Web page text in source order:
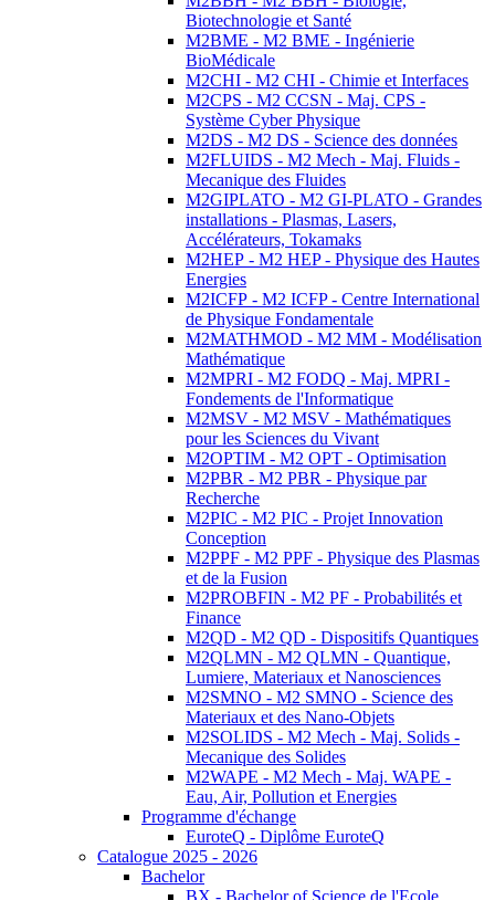
Biotechnologie et Santé
M2BME - M2 BME - Ingénierie
BioMédicale
M2CHI - M2 CHI - Chimie et Interfaces
M2CPS - M2 CCSN - Maj. CPS -
Système Cyber Physique
M2DS - M2 DS - Science des données
M2FLUIDS - M2 Mech - Maj. Fluids -
Mecanique des Fluides
M2GIPLATO - M2 GI-PLATO - Grandes
installations - Plasmas, Lasers,
Accélérateurs, Tokamaks
M2HEP - M2 HEP - Physique des Hautes
Energies
M2ICFP - M2 ICFP - Centre International
de Physique Fondamentale
M2MATHMOD - M2 MM - Modélisation
Mathématique
M2MPRI - M2 FODQ - Maj. MPRI -
Fondements de l'Informatique
M2MSV - M2 MSV - Mathématiques
pour les Sciences du Vivant
M2OPTIM - M2 OPT - Optimisation
M2PBR - M2 PBR - Physique par
Recherche
M2PIC - M2 PIC - Projet Innovation
Conception
M2PPF - M2 PPF - Physique des Plasmas
et de la Fusion
M2PROBFIN - M2 PF - Probabilités et
Finance
M2QD - M2 QD - Dispositifs Quantiques
M2QLMN - M2 QLMN - Quantique,
Lumiere, Materiaux et Nanosciences
M2SMNO - M2 SMNO - Science des
Materiaux et des Nano-Objets
M2SOLIDS - M2 Mech - Maj. Solids -
Mecanique des Solides
M2WAPE - M2 Mech - Maj. WAPE -
Eau, Air, Pollution et Energies
Programme d'échange
EuroteQ - Diplôme EuroteQ
Catalogue 2025 - 2026
Bachelor
BX - Bachelor of Science de l'Ecole